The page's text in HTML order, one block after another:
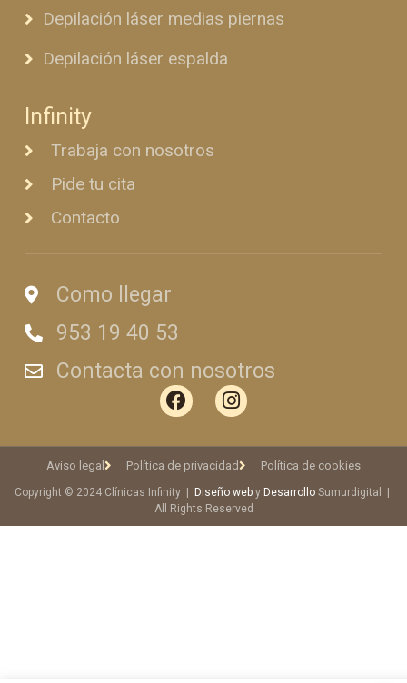
Como llegar
953 19 40 53
Contacta con nosotros
Depilación láser medias piernas
Depilación láser espalda
Infinity
Trabaja con nosotros
Pide tu cita
Contacto
Copyright © 2024 Clínicas Infinity | Diseño web y Desarrollo Sumurdigital |
All Rights Reserved
Aviso legal Política de privacidad Política de cookies